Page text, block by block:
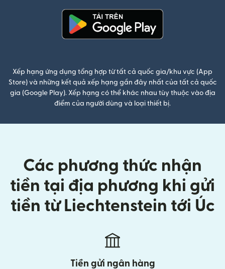
Xếp hạng ứng dụng tổng hợp từ tất cả quốc gia/khu vực (App
Store) và những kết quả xếp hạng gần đây nhất của tất cả quốc
gia (Google Play). Xếp hạng có thể khác nhau tùy thuộc vào địa
điểm của người dùng và loại thiết bị.
Các phương thức nhận
tiền tại địa phương khi gửi
tiền từ Liechtenstein tới Úc
Tiền gửi ngân hàng